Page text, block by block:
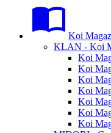
Koi
KLAN - Koi
Koi
Koi
Koi
Koi
Koi
Koi
Koi